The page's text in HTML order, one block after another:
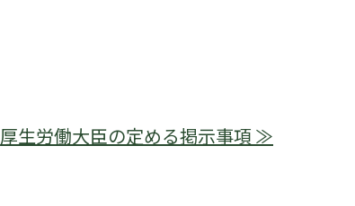
厚生労働大臣の定める掲示事項 ≫